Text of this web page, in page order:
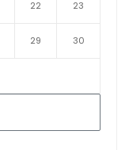
22 23
29 30